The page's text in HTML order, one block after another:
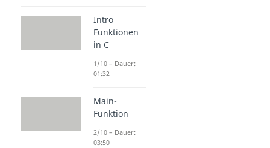
Intro
Funktionen
in C
1/10 – Dauer:
01:32
Main-
Funktion
2/10 – Dauer:
03:50